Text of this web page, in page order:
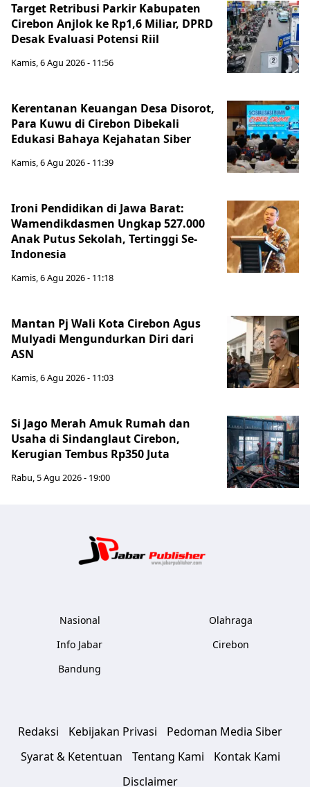
Target Retribusi Parkir Kabupaten
Cirebon Anjlok ke Rp1,6 Miliar, DPRD
Desak Evaluasi Potensi Riil
Kamis, 6 Agu 2026 - 11:56
Kerentanan Keuangan Desa Disorot,
Para Kuwu di Cirebon Dibekali
Edukasi Bahaya Kejahatan Siber
Kamis, 6 Agu 2026 - 11:39
Ironi Pendidikan di Jawa Barat:
Wamendikdasmen Ungkap 527.000
Anak Putus Sekolah, Tertinggi Se-
Indonesia
Kamis, 6 Agu 2026 - 11:18
Mantan Pj Wali Kota Cirebon Agus
Mulyadi Mengundurkan Diri dari
ASN
Kamis, 6 Agu 2026 - 11:03
Si Jago Merah Amuk Rumah dan
Usaha di Sindanglaut Cirebon,
Kerugian Tembus Rp350 Juta
Rabu, 5 Agu 2026 - 19:00
Nasional
Info Jabar
Bandung
Olahraga
Cirebon
Redaksi Kebijakan Privasi
Pedoman Media Siber
Syarat & Ketentuan
Tentang Kami
Kontak Kami
Disclaimer